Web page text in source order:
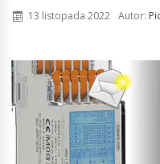
Autor:
13 listopada 2022